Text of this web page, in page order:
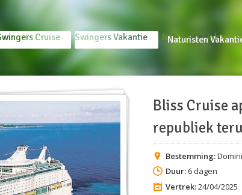
Swingers Cruise
Cruise Swingers Vakantie
Swingers Vakantie Naturisten
Naturisten Vakantie
Bliss Cruise
republiek
Bestemming:
Duur:6 dagen
Vertrek:24/04/2025